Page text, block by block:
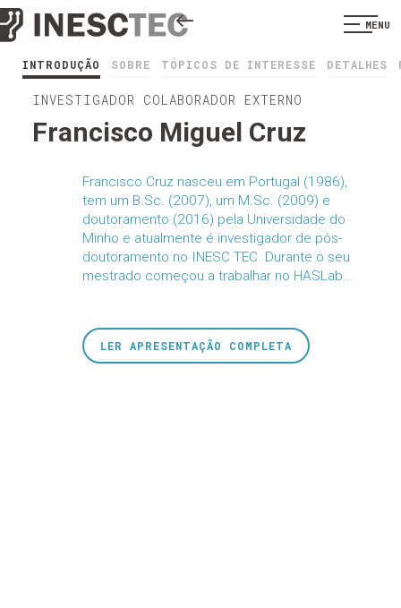
MENU
INTRODUÇÃO SOBRE TÓPICOS DE INTERESSE DETALHES
INVESTIGADOR COLABORADOR EXTERNO
Francisco Miguel Cruz
Francisco Cruz nasceu em Portugal (1986),
tem um B.Sc. (2007), um M.Sc. (2009) e
doutoramento (2016) pela Universidade do
Minho e atualmente é investigador de pós-
doutoramento no INESC TEC. Durante o seu
mestrado começou a trabalhar no HASLab...
LER APRESENTAÇÃO COMPLETA